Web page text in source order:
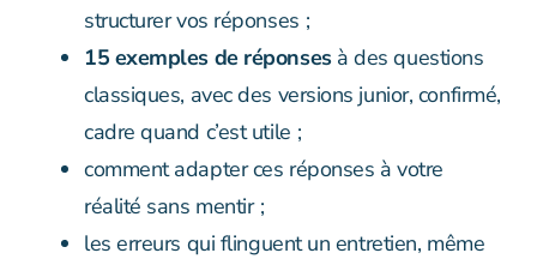
structurer vos réponses ;
15 exemples de réponsesà des questions
classiques, avec des versions junior, confirmé,
cadre quand c’est utile ;
comment adapter ces réponses à votre
réalité sans mentir ;
les erreurs qui flinguent un entretien, même